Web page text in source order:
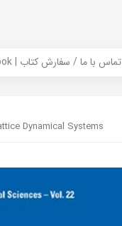
Contact Us / Order Book | تماس با ما / سفارش کتاب
Dynamical Systems